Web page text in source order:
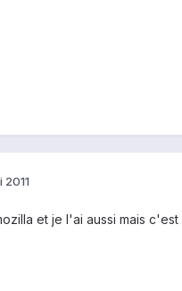
2011
et je l'ai aussi mais